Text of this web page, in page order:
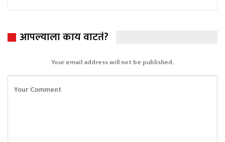
आपल्याला काय वाटतं?
Your email address will not be published.